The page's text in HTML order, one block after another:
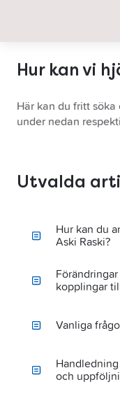
Hur kan vi
Här kan du fritt
under nedan
Utvalda
Hur kan du
Aski Raski?
kopplingar
Vanliga
och